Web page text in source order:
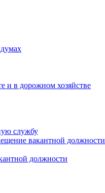
и в дорожном хозяйстве
службу
вакантной должности
должности